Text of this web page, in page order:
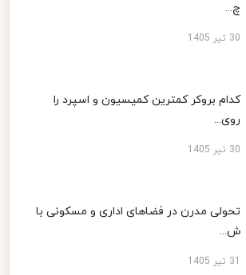
چ...
30 تیر 1405
کدام بروکر کمترین کمیسیون و اسپرد را
روی...
30 تیر 1405
تحولی مدرن در فضاهای اداری و مسکونی با
ش...